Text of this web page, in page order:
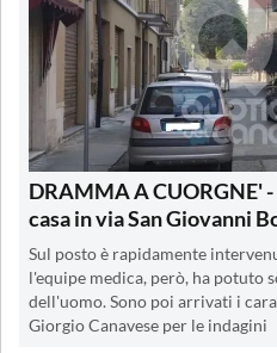
DRAMMA A CUORGNE'
casa in via San Giovanni
Sul posto è rapidamente
l'equipe medica, però, ha potuto
dell'uomo. Sono poi arrivati i
Giorgio Canavese per le indagini